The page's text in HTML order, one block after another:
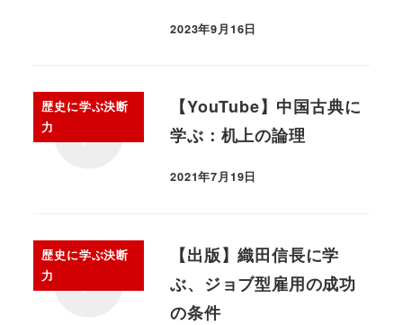
2023年9月16日
歴史に学ぶ決断
力
【YouTube】中国古典に
学ぶ：机上の論理
2021年7月19日
歴史に学ぶ決断
力
【出版】織田信長に学
ぶ、ジョブ型雇用の成功
の条件